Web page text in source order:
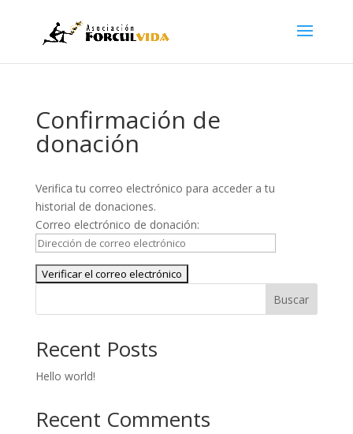
Confirmación de
donación
Verifica tu correo electrónico para acceder a tu
historial de donaciones.
Correo electrónico de donación:
Buscar
Recent Posts
Hello world!
Recent Comments